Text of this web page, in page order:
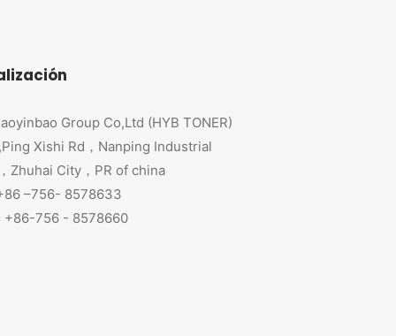
Group Co,Ltd (HYB TONER)
Xishi Rd，Nanping Industrial
Zhuhai City，PR of china
–756- 8578633
+86-756 - 8578660